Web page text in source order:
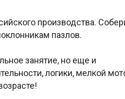
производства.
пазлов.
занятие, но еще и
логики, мелкой